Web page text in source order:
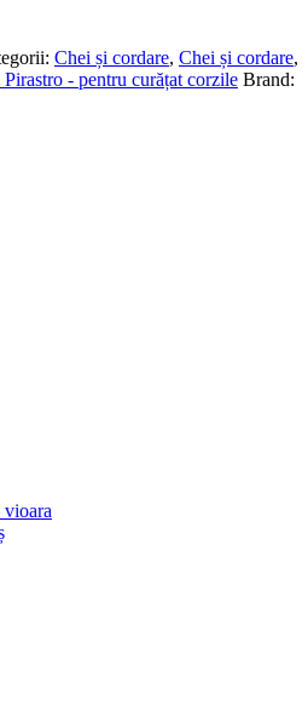
Chei și cordare, Chei și cordare,
- pentru curățat corzile Brand: